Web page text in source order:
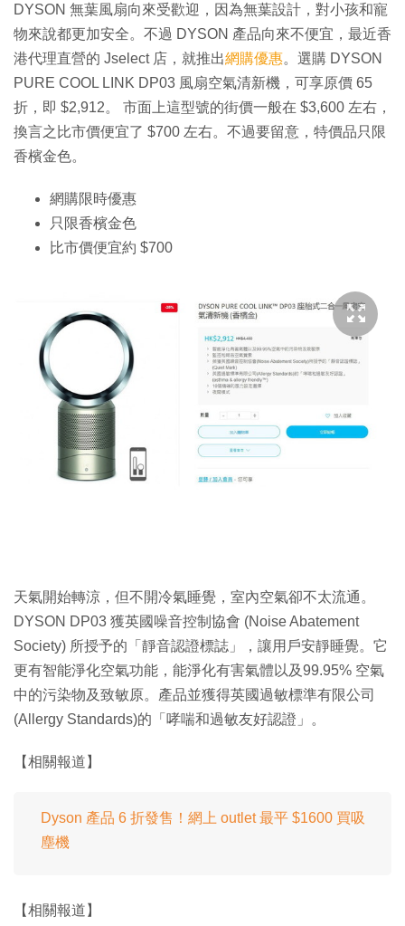
DYSON 無葉風扇向來受歡迎，因為無葉設計，對小孩和寵
物來說都更加安全。不過 DYSON 產品向來不便宜，最近香
港代理直營的 Jselect 店，就推出網購優惠。選購 DYSON
PURE COOL LINK DP03 風扇空氣清新機，可享原價 65
折，即 $2,912。 市面上這型號的街價一般在 $3,600 左右，
換言之比市價便宜了 $700 左右。不過要留意，特價品只限
香檳金色。
網購限時優惠
只限香檳金色
比市價便宜約 $700
天氣開始轉涼，但不開冷氣睡覺，室內空氣卻不太流通。
DYSON DP03 獲英國噪音控制協會 (Noise Abatement
Society) 所授予的「靜音認證標誌」，讓用戶安靜睡覺。它
更有智能淨化空氣功能，能淨化有害氣體以及99.95% 空氣
中的污染物及致敏原。產品並獲得英國過敏標準有限公司
(Allergy Standards)的「哮喘和過敏友好認證」。
【相關報道】
Dyson 產品 6 折發售！網上 outlet 最平 $1600 買吸
塵機
【相關報道】